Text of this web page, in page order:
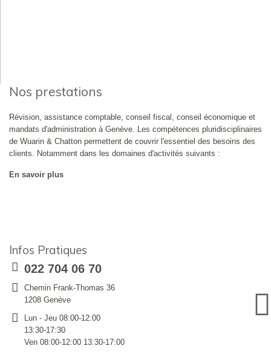
Nos prestations
Révision, assistance comptable, conseil fiscal, conseil économique et
mandats d'administration à Genève. Les compétences pluridisciplinaires
de Wuarin & Chatton permettent de couvrir l'essentiel des besoins des
clients. Notamment dans les domaines d'activités suivants :
En savoir plus
Infos Pratiques
022 704 06 70
Chemin Frank-Thomas 36
1208 Genève
Lun - Jeu 08:00-12:00
13:30-17:30
Ven 08:00-12:00 13:30-17:00